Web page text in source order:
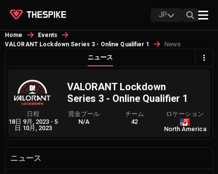
JP
Home
Events
VALORANT Lockdown Series 3 - Online Qualifier 1
News
ニュース
VALORANT Lockdown
Series 3 - Online Qualifier 1
日程
18日 9月, 2023 - 5
日 10月, 2023
賞金プール
N/A
チーム
42
ロケーション
North America
ニュース